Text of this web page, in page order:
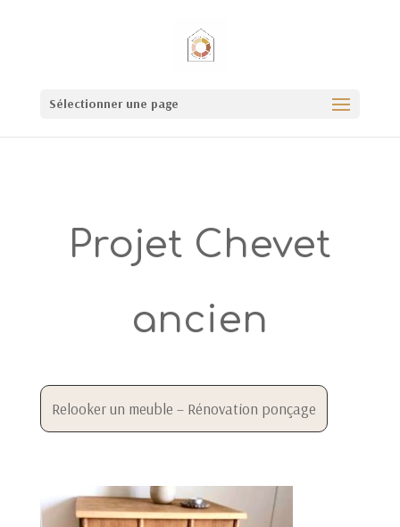
Sélectionner une page
Projet Chevet
ancien
Relooker un meuble – Rénovation ponçage